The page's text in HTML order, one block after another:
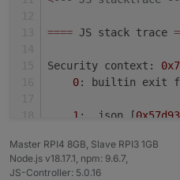
==== JS stack trace =
Security context:
0: builtin exit
1 : .json [
FATAL ERROR:
/usr/ bin/ iob: Zeile
Master RPI4 8GB, Slave RPI3 1GB
Node.js v18.17.1, npm: 9.6.7,
JS-Controller: 5.0.16